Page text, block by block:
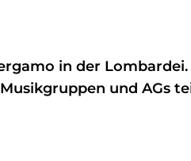
in der
und AGs